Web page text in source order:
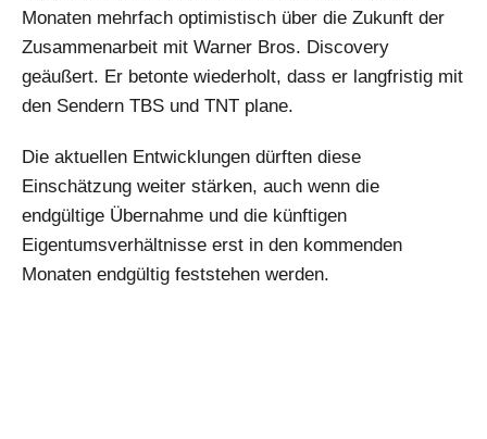
Monaten mehrfach optimistisch über die Zukunft der
Zusammenarbeit mit Warner Bros. Discovery
geäußert. Er betonte wiederholt, dass er langfristig mit
den Sendern TBS und TNT plane.
Die aktuellen Entwicklungen dürften diese
Einschätzung weiter stärken, auch wenn die
endgültige Übernahme und die künftigen
Eigentumsverhältnisse erst in den kommenden
Monaten endgültig feststehen werden.